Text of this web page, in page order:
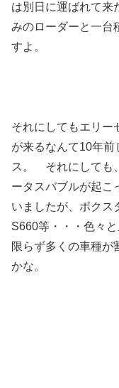
は別日に運ばれて
みのローダーと一台
すよ。
それにしてもエリー
が来るなんて10年前
ス。 それにしても
ータスバブルが起
いましたが、ボクス
S660等・・・色々
限らず多くの車種が
かな。